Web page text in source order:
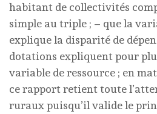
habitant de collectivités
simple au triple ; – que la
explique la disparité de
dotations expliquent pour
variable de ressource ; en
ce rapport retient toute
ruraux puisqu’il valide le